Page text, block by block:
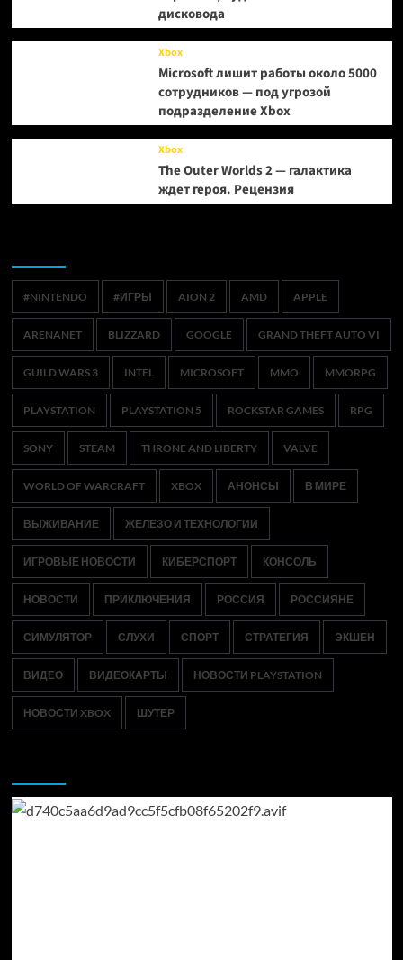
дисковода
Xbox
Microsoft лишит работы около 5000
сотрудников — под угрозой
подразделение Xbox
Xbox
The Outer Worlds 2 — галактика
ждет героя. Рецензия
#NINTENDO #ИГРЫ AION 2 AMD APPLE
ARENANET BLIZZARD GOOGLE GRAND THEFT AUTO VI
GUILD WARS 3 INTEL MICROSOFT MMO MMORPG
PLAYSTATION PLAYSTATION 5 ROCKSTAR GAMES RPG
SONY STEAM THRONE AND LIBERTY VALVE
WORLD OF WARCRAFT XBOX АНОНСЫ В МИРЕ
ВЫЖИВАНИЕ ЖЕЛЕЗО И ТЕХНОЛОГИИ
ИГРОВЫЕ НОВОСТИ КИБЕРСПОРТ КОНСОЛЬ
НОВОСТИ ПРИКЛЮЧЕНИЯ РОССИЯ РОССИЯНЕ
СИМУЛЯТОР СЛУХИ СПОРТ СТРАТЕГИЯ ЭКШЕН
ВИДЕО ВИДЕОКАРТЫ НОВОСТИ PLAYSTATION
НОВОСТИ XBOX ШУТЕР